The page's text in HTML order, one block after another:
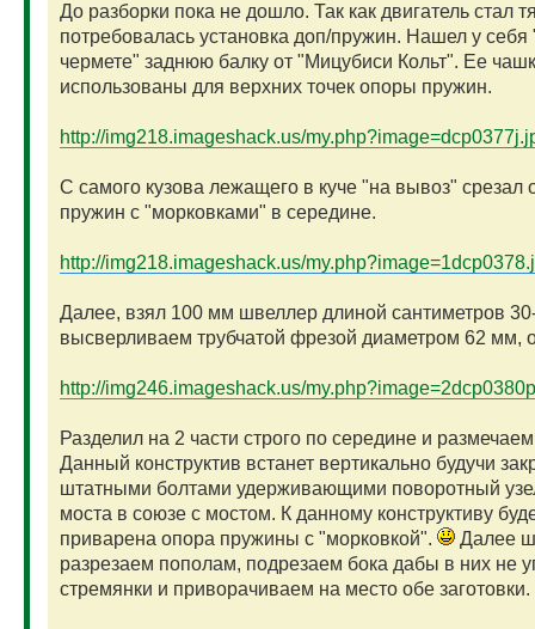
До разборки пока не дошло. Так как двигатель стал
потребовалась установка доп/пружин. Нашел у себя
чермете" заднюю балку от "Мицубиси Кольт". Ее
использованы для верхних точек опоры пружин.
http://img218.imageshack.us/
С самого кузова лежащего в куче "на вывоз" срезал
пружин с "морковками" в середине.
http://img218.imageshack.us/
Далее, взял 100 мм швеллер длиной сантиметров
высверливаем трубчатой фрезой диаметром 62 мм,
http://img246.imageshack.us/
Разделил на 2 части строго по середине и
Данный конструктив встанет вертикально будучи
штатными болтами удерживающими поворотный
моста в союзе с мостом. К данному конструктиву
приварена опора пружины с "морковкой".
Далее
разрезаем пополам, подрезаем бока дабы в них не
стремянки и приворачиваем на место обе заготовки.